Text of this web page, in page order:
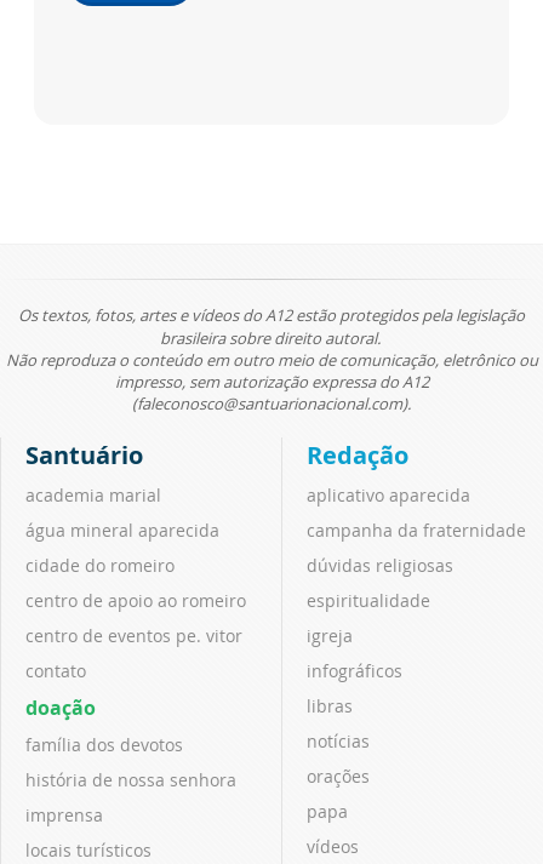
Os textos, fotos, artes e vídeos do A12 estão protegidos pela legislação
brasileira sobre direito autoral.
Não reproduza o conteúdo em outro meio de comunicação, eletrônico ou
impresso, sem autorização expressa do A12
(faleconosco@santuarionacional.com).
Santuário
academia marial
água mineral aparecida
cidade do romeiro
centro de apoio ao romeiro
centro de eventos pe. vitor
contato
doação
família dos devotos
história de nossa senhora
imprensa
locais turísticos
Redação
aplicativo aparecida
campanha da fraternidade
dúvidas religiosas
espiritualidade
igreja
infográficos
libras
notícias
orações
papa
vídeos